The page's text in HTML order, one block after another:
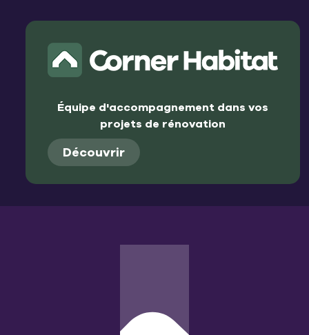
Équipe d'accompagnement dans vos
projets de rénovation
Découvrir